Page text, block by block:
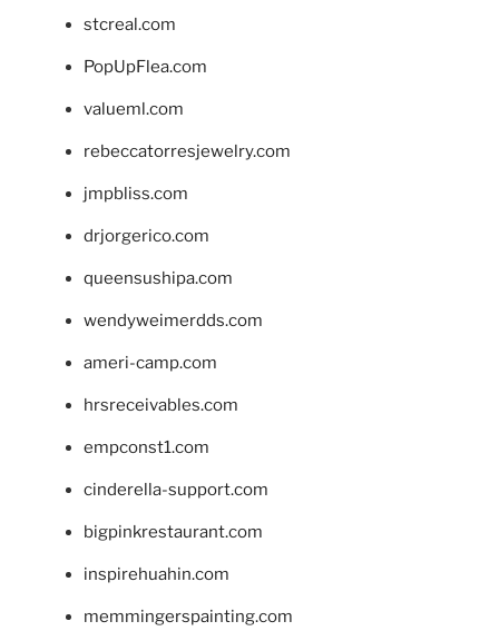
stcreal.com
PopUpFlea.com
valueml.com
rebeccatorresjewelry.com
jmpbliss.com
drjorgerico.com
queensushipa.com
wendyweimerdds.com
ameri-camp.com
hrsreceivables.com
empconst1.com
cinderella-support.com
bigpinkrestaurant.com
inspirehuahin.com
memmingerspainting.com